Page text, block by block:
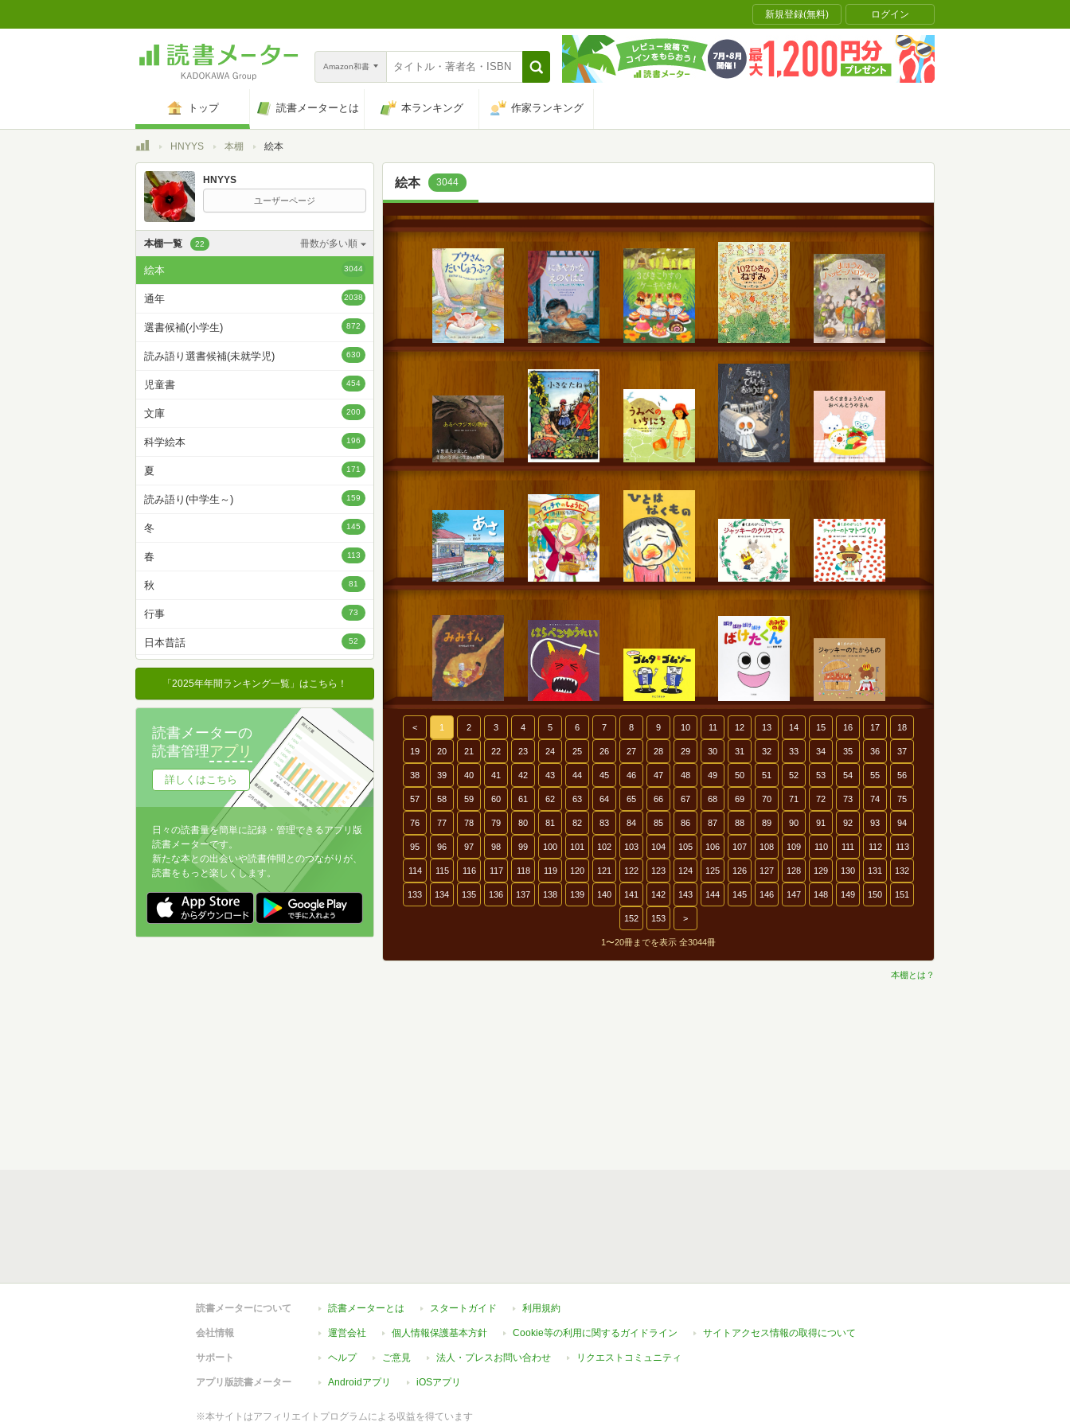
新規登録(無料) ログイン
Amazon和書
トップ 読書メーターとは 本ランキング 作家ランキング
トップHNYYS 本棚 絵本
HNYYS
ユーザーページ
本棚一覧 22 冊数が多い順
カスタム順
登録日時が新しい順
登録日時が古い順
冊数が多い順
冊数が少ない順
絵本 3044
通年 2038
選書候補(小学生) 872
読み語り選書候補(未就学児) 630
児童書 454
文庫 200
科学絵本 196
夏 171
読み語り(中学生～) 159
冬 145
春 113
秋 81
行事 73
日本昔話 52
クリスマス 42
読み語り 41
ことばあそび 39
年始 25
ハロウィーン 11
9
旅行雑誌
雑誌(幼児)
「2025年年間ランキング一覧」はこちら！
読書メーターの
読書管理アプリ
詳しくはこちら
日々の読書量を簡単に記録・管理できるアプリ版
読書メーターです。
新たな本との出会いや読書仲間とのつながりが、
読書をもっと楽しくします。
絵本 3044
< 1 2 3 4 5 6 7 8 9 10 11 12 13 14 15 16 17 18
19 20 21 22 23 24 25 26 27 28 29 30 31 32 33 34 35 36 37
38 39 40 41 42 43 44 45 46 47 48 49 50 51 52 53 54 55 56
57 58 59 60 61 62 63 64 65 66 67 68 69 70 71 72 73 74 75
76 77 78 79 80 81 82 83 84 85 86 87 88 89 90 91 92 93 94
95 96 97 98 99 100 101 102 103 104 105 106 107 108 109 110 111 112 113
114 115 116 117 118 119 120 121 122 123 124 125 126 127 128 129 130 131 132
133 134 135 136 137 138 139 140 141 142 143 144 145 146 147 148 149 150 151
152 153 >
1〜20冊までを表示 全3044冊
本棚とは？
読書メーターについて 読書メーターとは スタートガイド 利用規約
会社情報 運営会社 個人情報保護基本方針 Cookie等の利用に関するガイドライン サイトアクセス情報の取得について
サポート ヘルプ ご意見 法人・プレスお問い合わせ リクエストコミュニティ
アプリ版読書メーター Androidアプリ iOSアプリ
※本サイトはアフィリエイトプログラムによる収益を得ています